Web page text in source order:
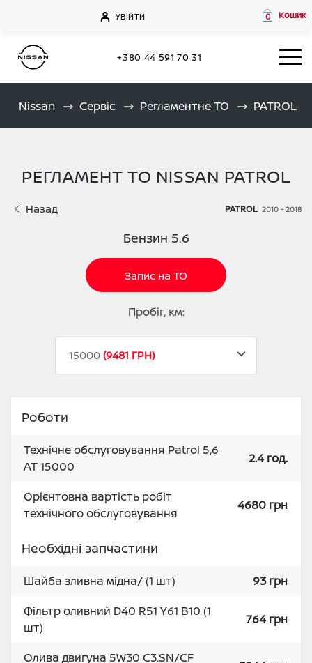
УВІЙТИ 0 Кошик
+380 44 591 70 31
Nissan Сервіс Регламентне ТО PATROL
РЕГЛАМЕНТ ТО NISSAN PATROL
Назад PATROL 2010 - 2018
Бензин 5.6
Запис на ТО
Пробіг, км:
15000 9481 ГРН
Роботи
Технічне обслуговування Patrol 5,6
AT 15000
2.4 год.
Орієнтовна вартість робіт
технічного обслуговування
4680 грн
Необхідні запчастини
Шайба зливна мідна/ (1 шт)
93 грн
Фільтр оливний D40 R51 Y61 В10 (1
шт)
764 грн
Олива двигуна 5W30 C3.SN/CF